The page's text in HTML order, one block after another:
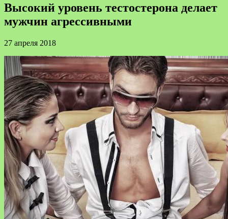
Высокий уровень тестостерона делает
мужчин агрессивными
27 апреля 2018